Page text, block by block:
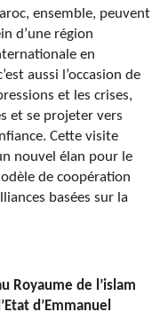
ensemble, peuvent
d’une région
en
aussi l’occasion de
et les crises,
et se projeter vers
Cette visite
nouvel élan pour le
de coopération
basées sur la
Royaume de l’islam
d’Emmanuel